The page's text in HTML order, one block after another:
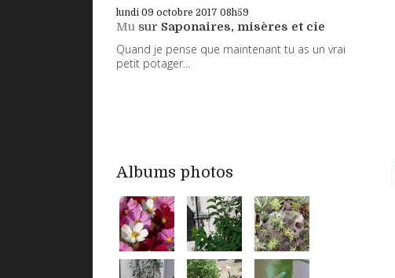
lundi 09 octobre 2017 08h59
Mu sur Saponaires, misères et cie
Quand je pense que maintenant tu as un vrai
petit potager...
Albums photos